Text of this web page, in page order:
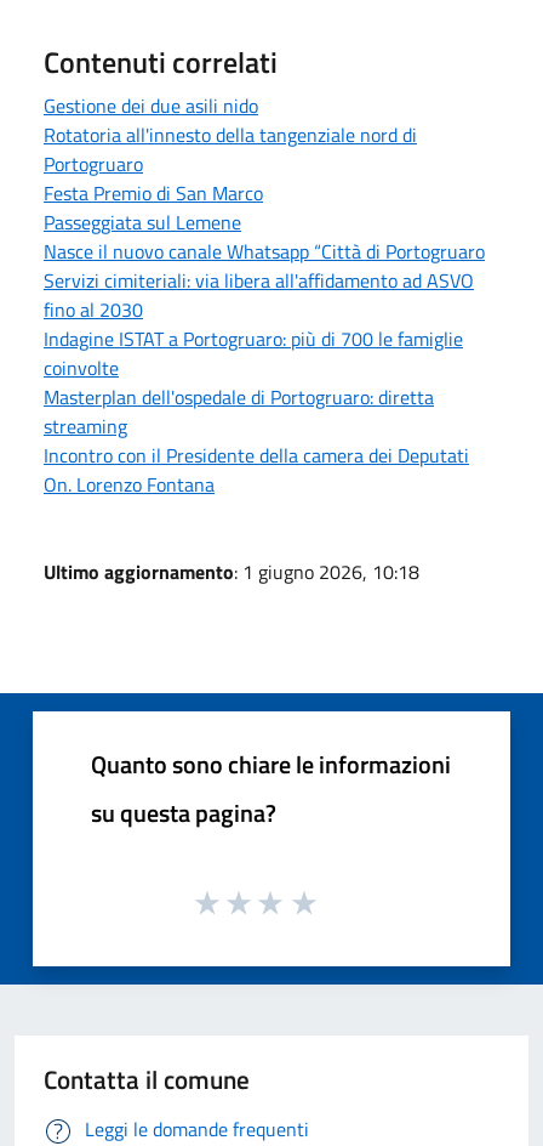
Contenuti correlati
Gestione dei due asili nido
Rotatoria all'innesto della tangenziale nord di
Portogruaro
Festa Premio di San Marco
Passeggiata sul Lemene
Nasce il nuovo canale Whatsapp “Città di Portogruaro
Servizi cimiteriali: via libera all'affidamento ad ASVO
fino al 2030
Indagine ISTAT a Portogruaro: più di 700 le famiglie
coinvolte
Masterplan dell'ospedale di Portogruaro: diretta
streaming
Incontro con il Presidente della camera dei Deputati
On. Lorenzo Fontana
Ultimo aggiornamento: 1 giugno 2026, 10:18
Quanto sono chiare le informazioni
su questa pagina?
Contatta il comune
Leggi le domande frequenti